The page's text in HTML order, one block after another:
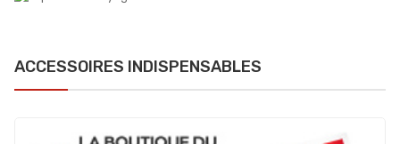
ACCESSOIRES INDISPENSABLES